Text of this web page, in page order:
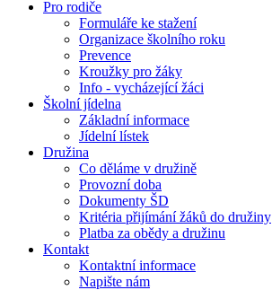
Pro rodiče
Formuláře ke stažení
Organizace školního roku
Prevence
Kroužky pro žáky
Info - vycházející žáci
Školní jídelna
Základní informace
Jídelní lístek
Družina
Co děláme v družině
Provozní doba
Dokumenty ŠD
Kritéria přijímání žáků do družiny
Platba za obědy a družinu
Kontakt
Kontaktní informace
Napište nám